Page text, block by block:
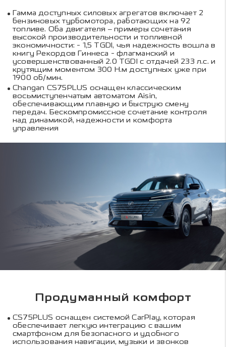
Гамма доступных силовых агрегатов включает 2
бензиновых турбомотора, работающих на 92
топливе. Оба двигателя – примеры сочетания
высокой производительности и топливной
экономичности: - 1,5 TGDI, чья надежность вошла в
книгу Рекордов Гиннеса - флагманский и
усовершенствованный 2.0 TGDI с отдачей 233 л.с. и
крутящим моментом 300 Н.м доступных уже при
1900 об/мин.
Changan CS75PLUS оснащен классическим
восьмиступенчатым автоматом Aisin,
обеспечивающим плавную и быструю смену
передач. Бескомпромиссное сочетание контроля
над динамикой, надежности и комфорта
управления
Продуманный комфорт
CS75PLUS оснащен системой CarPlay, которая
обеспечивает легкую интеграцию с вашим
смартфоном для безопасного и удобного
использования навигации, музыки и звонков